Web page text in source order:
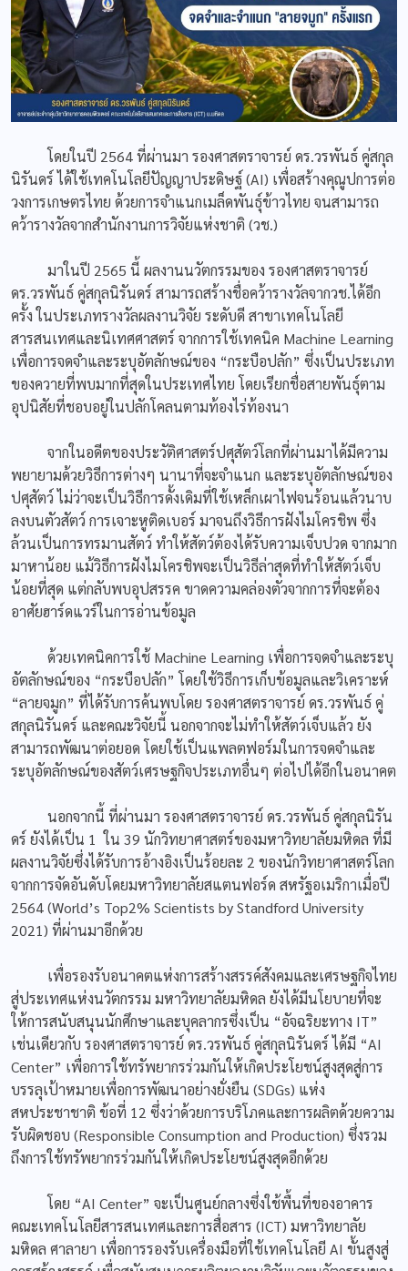
โดยในปี 2564 ที่ผ่านมา รองศาสตราจารย์ ดร.วรพันธ์ คู่สกุล
นิรันดร์ ได้ใช้เทคโนโลยีปัญญาประดิษฐ์ (AI) เพื่อสร้างคุณูปการต่อ
วงการเกษตรไทย ด้วยการจำแนกเมล็ดพันธุ์ข้าวไทย จนสามารถ
คว้ารางวัลจากสำนักงานการวิจัยแห่งชาติ (วช.)
มาในปี 2565 นี้ ผลงานนวัตกรรมของ รองศาสตราจารย์
ดร.วรพันธ์ คู่สกุลนิรันดร์ สามารถสร้างชื่อคว้ารางวัลจากวช.ได้อีก
ครั้ง ในประเภทรางวัลผลงานวิจัย ระดับดี สาขาเทคโนโลยี
สารสนเทศและนิเทศศาสตร์ จากการใช้เทคนิค Machine Learning
เพื่อการจดจำและระบุอัตลักษณ์ของ “กระบือปลัก” ซึ่งเป็นประเภท
ของควายที่พบมากที่สุดในประเทศไทย โดยเรียกชื่อสายพันธุ์ตาม
อุปนิสัยที่ชอบอยู่ในปลักโคลนตามท้องไร่ท้องนา
จากในอดีตของประวัติศาสตร์ปศุสัตว์โลกที่ผ่านมาได้มีความ
พยายามด้วยวิธีการต่างๆ นานาที่จะจำแนก และระบุอัตลักษณ์ของ
ปศุสัตว์ ไม่ว่าจะเป็นวิธีการดั้งเดิมที่ใช้เหล็กเผาไฟจนร้อนแล้วนาบ
ลงบนตัวสัตว์ การเจาะหูติดเบอร์ มาจนถึงวิธีการฝังไมโครชิพ ซึ่ง
ล้วนเป็นการทรมานสัตว์ ทำให้สัตว์ต้องได้รับความเจ็บปวด จากมาก
มาหาน้อย แม้วิธีการฝังไมโครชิพจะเป็นวิธีล่าสุดที่ทำให้สัตว์เจ็บ
น้อยที่สุด แต่กลับพบอุปสรรค ขาดความคล่องตัวจากการที่จะต้อง
อาศัยฮาร์ดแวร์ในการอ่านข้อมูล
ด้วยเทคนิคการใช้ Machine Learning เพื่อการจดจำและระบุ
อัตลักษณ์ของ “กระบือปลัก” โดยใช้วิธีการเก็บข้อมูลและวิเคราะห์
“ลายจมูก” ที่ได้รับการค้นพบโดย รองศาสตราจารย์ ดร.วรพันธ์ คู่
สกุลนิรันดร์ และคณะวิจัยนี้ นอกจากจะไม่ทำให้สัตว์เจ็บแล้ว ยัง
สามารถพัฒนาต่อยอด โดยใช้เป็นแพลตฟอร์มในการจดจำและ
ระบุอัตลักษณ์ของสัตว์เศรษฐกิจประเภทอื่นๆ ต่อไปได้อีกในอนาคต
นอกจากนี้ ที่ผ่านมา รองศาสตราจารย์ ดร.วรพันธ์ คู่สกุลนิรัน
ดร์ ยังได้เป็น 1 ใน 39 นักวิทยาศาสตร์ของมหาวิทยาลัยมหิดล ที่มี
ผลงานวิจัยซึ่งได้รับการอ้างอิงเป็นร้อยละ 2 ของนักวิทยาศาสตร์โลก
จากการจัดอันดับโดยมหาวิทยาลัยสแตนฟอร์ด สหรัฐอเมริกาเมื่อปี
2564 (World’s Top2% Scientists by Standford University
2021) ที่ผ่านมาอีกด้วย
เพื่อรองรับอนาคตแห่งการสร้างสรรค์สังคมและเศรษฐกิจไทย
สู่ประเทศแห่งนวัตกรรม มหาวิทยาลัยมหิดล ยังได้มีนโยบายที่จะ
ให้การสนับสนุนนักศึกษาและบุคลากรซึ่งเป็น “อัจฉริยะทาง IT”
เช่นเดียวกับ รองศาสตราจารย์ ดร.วรพันธ์ คู่สกุลนิรันดร์ ได้มี “AI
Center” เพื่อการใช้ทรัพยากรร่วมกันให้เกิดประโยชน์สูงสุดสู่การ
บรรลุเป้าหมายเพื่อการพัฒนาอย่างยั่งยืน (SDGs) แห่ง
สหประชาชาติ ข้อที่ 12 ซึ่งว่าด้วยการบริโภคและการผลิตด้วยความ
รับผิดชอบ (Responsible Consumption and Production) ซึ่งรวม
ถึงการใช้ทรัพยากรร่วมกันให้เกิดประโยชน์สูงสุดอีกด้วย
โดย “AI Center” จะเป็นศูนย์กลางซึ่งใช้พื้นที่ของอาคาร
คณะเทคโนโลยีสารสนเทศและการสื่อสาร (ICT) มหาวิทยาลัย
มหิดล ศาลายา เพื่อการรองรับเครื่องมือที่ใช้เทคโนโลยี AI ขั้นสูงสู่